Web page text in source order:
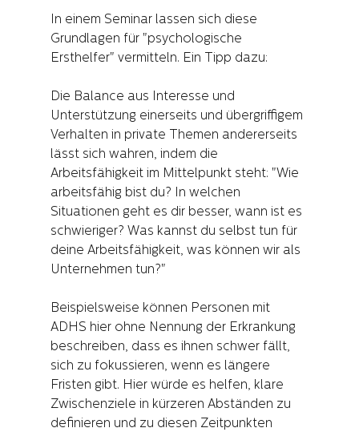
In einem Seminar lassen sich diese
Grundlagen für "psychologische
Ersthelfer" vermitteln. Ein Tipp dazu:
Die Balance aus Interesse und
Unterstützung einerseits und übergriffigem
Verhalten in private Themen andererseits
lässt sich wahren, indem die
Arbeitsfähigkeit im Mittelpunkt steht: "Wie
arbeitsfähig bist du? In welchen
Situationen geht es dir besser, wann ist es
schwieriger? Was kannst du selbst tun für
deine Arbeitsfähigkeit, was können wir als
Unternehmen tun?"
Beispielsweise können Personen mit
ADHS hier ohne Nennung der Erkrankung
beschreiben, dass es ihnen schwer fällt,
sich zu fokussieren, wenn es längere
Fristen gibt. Hier würde es helfen, klare
Zwischenziele in kürzeren Abständen zu
definieren und zu diesen Zeitpunkten